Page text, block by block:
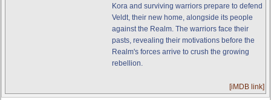
Kora and surviving warriors prepare to defend
Veldt, their new home, alongside its people
against the Realm. The warriors face their
pasts, revealing their motivations before the
Realm's forces arrive to crush the growing
rebellion.
[iMDB link]